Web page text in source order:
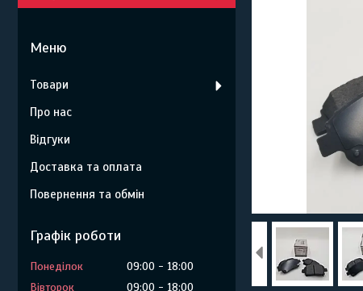
Товари
Про нас
Відгуки
Доставка та оплата
Повернення та обмін
Графік роботи
Понеділок 09:00
18:00
Вівторок
09:00
18:00